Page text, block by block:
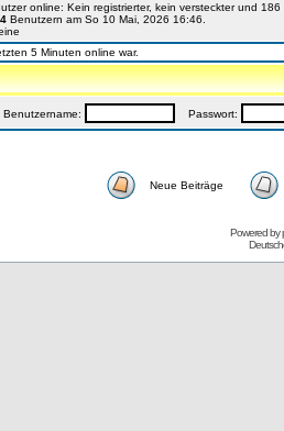
online: Kein registrierter, kein versteckter und
Benutzern am So 10 Mai, 2026 16:46.
5 Minuten online war.
Benutzername: Passwort:
Neue Beiträge
Powered by